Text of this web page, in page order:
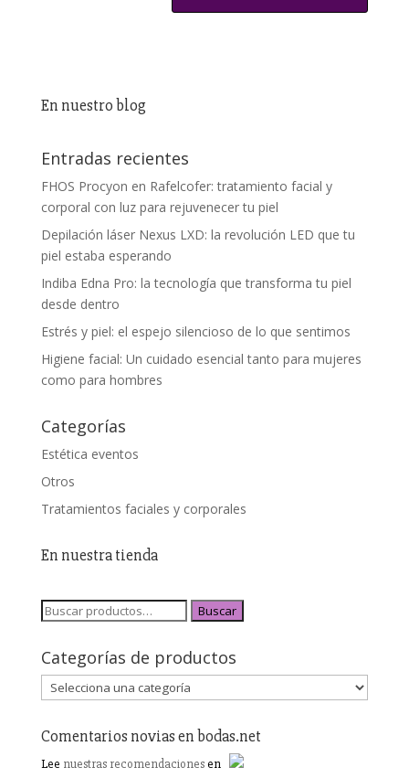
En nuestro blog
Entradas recientes
FHOS Procyon en Rafelcofer: tratamiento facial y
corporal con luz para rejuvenecer tu piel
Depilación láser Nexus LXD: la revolución LED que tu
piel estaba esperando
Indiba Edna Pro: la tecnología que transforma tu piel
desde dentro
Estrés y piel: el espejo silencioso de lo que sentimos
Higiene facial: Un cuidado esencial tanto para mujeres
como para hombres
Categorías
Estética eventos
Otros
Tratamientos faciales y corporales
En nuestra tienda
Buscar
Categorías de productos
Comentarios novias en bodas.net
Lee nuestras recomendacionesen